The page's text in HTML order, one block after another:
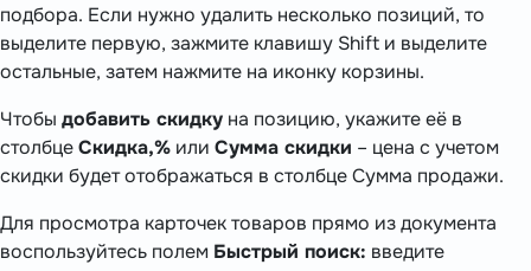
подбора. Если нужно удалить несколько позиций, то
выделите первую, зажмите клавишу Shift и выделите
остальные, затем нажмите на иконку корзины.
Чтобы добавить скидку на позицию, укажите её в
столбцеСкидка,% или Сумма скидки – цена с учетом
скидки будет отображаться в столбце Сумма продажи.
Для просмотра карточек товаров прямо из документа
воспользуйтесь полем Быстрый поиск: введите